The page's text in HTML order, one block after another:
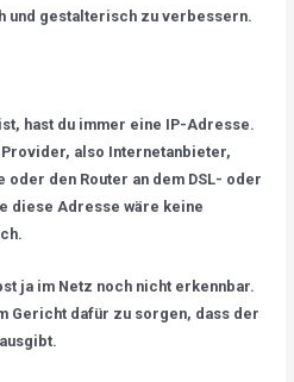
und gestalterisch zu verbessern.
hast du immer eine IP-Adresse.
also Internetanbieter,
den Router an dem DSL- oder
diese Adresse wäre keine
ja im Netz noch nicht erkennbar.
Gericht dafür zu sorgen, dass der